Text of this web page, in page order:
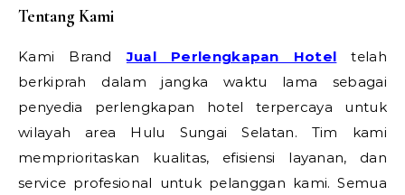
Tentang Kami
Kami BrandJual Perlengkapan Hotel telah
berkiprah dalam jangka waktu lama sebagai
penyedia perlengkapan hotel terpercaya untuk
wilayah area Hulu Sungai Selatan. Tim kami
memprioritaskan kualitas, efisiensi layanan, dan
service profesional untuk pelanggan kami. Semua